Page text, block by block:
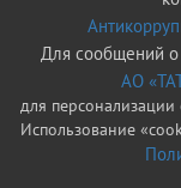
Для сообщений о
АО
для персонализации
Использование